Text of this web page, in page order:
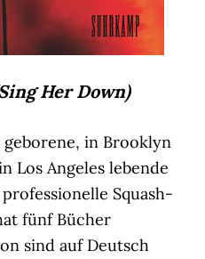
Her Down)
geborene, in Brooklyn
Los Angeles lebende
Squash-
fünf Bücher
sind auf Deutsch